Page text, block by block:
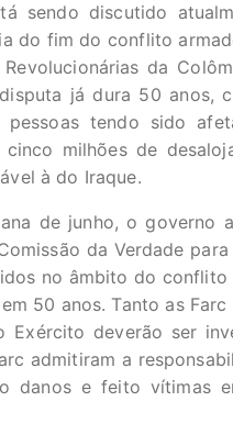
sendo discutido
do fim do conflito
da
já dura 50 anos,
pessoas tendo sido
milhões de
à do Iraque.
de junho, o governo
da Verdade
no âmbito do
50 anos. Tanto as
Exército deverão ser
admitiram a
danos e feito vítimas